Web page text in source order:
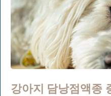
강아지 담낭점액종